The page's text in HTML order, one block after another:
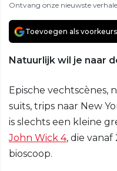
Ontvang onze nieuwste
Toevoegen als
Natuurlijk wil je naar
Epische vechtscènes,
suits, trips naar New
is slechts een kleine
John Wick 4, die vanaf
bioscoop.